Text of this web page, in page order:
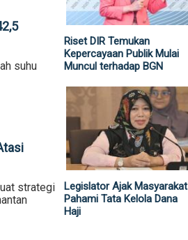
suhu
strategi
Riset DIR Temukan
Kepercayaan Publik Mulai
Muncul terhadap BGN
Legislator Ajak Masyarakat
Pahami Tata Kelola Dana
Haji